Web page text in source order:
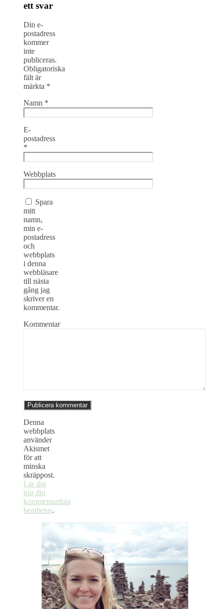
ett svar
Din e-
postadress
kommer
inte
publiceras.
Obligatoriska
fält är
märkta *
Namn *
E-
postadress
*
Webbplats
Spara
mitt
namn,
min e-
postadress
och
webbplats
i denna
webbläsare
till nästa
gång jag
skriver en
kommentar.
Kommentar
Denna
webbplats
använder
Akismet
för att
minska
skräppost.
Lär dig
hur din
kommentardata
bearbetas.